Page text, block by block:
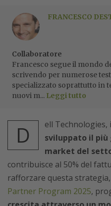
FRANCESCO
Collaboratore
Francesco segue il mondo
scrivendo per numerose
specializzato soprattutto in
nuovi m... Leggi tutto
D ell
sviluppato il
market del
contribuisce al 50% del
rafforzare questa
Partner Program 2025,